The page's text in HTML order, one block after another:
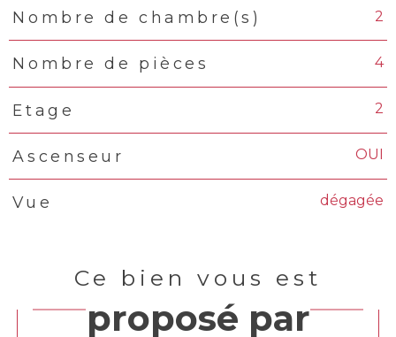
Nombre de chambre(s) 2
Nombre de pièces 4
Etage 2
Ascenseur OUI
Vue dégagée
Ce bien vous est
proposé par